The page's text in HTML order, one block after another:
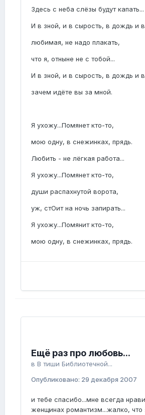
Здесь с неба слёзы будут капать...
И в зной, и в сырость, в дождь и в
любимая, не надо плакать,
что я, отныне не с тобой...
И в зной, и в сырость, в дождь и в
зачем идёте вы за мной.
Я ухожу...Помянет кто-то,
мою одну, в снежинках, прядь.
Любить - не лёгкая работа...
Я ухожу...Помянет кто-то,
души распахнутой ворота,
уж, стОит на ночь запирать...
Я ухожу...Помянит кто-то,
мою одну, в снежинках, прядь.
Ещё раз про любовь...
в В тиши Библиотечной...
Опубликовано: 29 декабря 2007
и тебе спасибо...мне всегда
женщинах романтизм...жалко, что